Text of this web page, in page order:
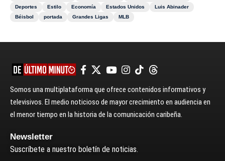
Deportes
Estilo Economía Estados Unidos
Luis Abinader
Béisbol
portada Grandes Ligas MLB
Somos una multiplataforma que ofrece contenidos informativos y
televisivos. El medio noticioso de mayor crecimiento en audiencia en
el menor tiempo en la historia de la comunicación caribeña.
Newsletter
Suscríbete a nuestro boletín de noticias.